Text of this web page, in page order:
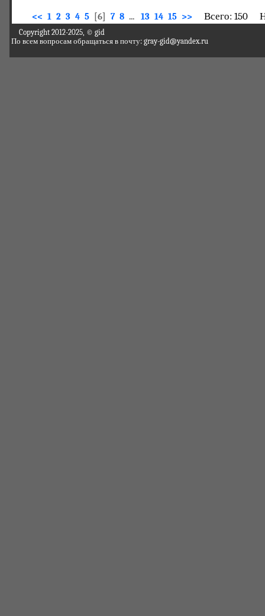
<< 1 2 3 4 5 [6] 7 8 ... 13 14 15 >> Всего: 150
Copyright 2012-2025, © gid
По всем вопросам обращаться в почту: gray-gid@yandex.ru